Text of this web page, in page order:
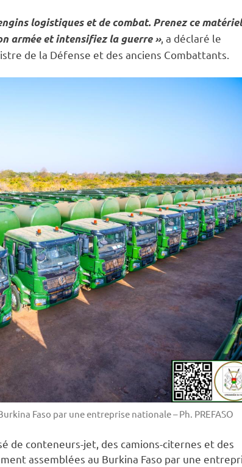
logistiques et de combat. Prenez ce matériel
armée et intensifiez la guerre », a déclaré le
de la Défense et des anciens Combattants.
Faso par une entreprise nationale – Ph. PREFASO
de conteneurs-jet, des camions-citernes et des
assemblées au Burkina Faso par une